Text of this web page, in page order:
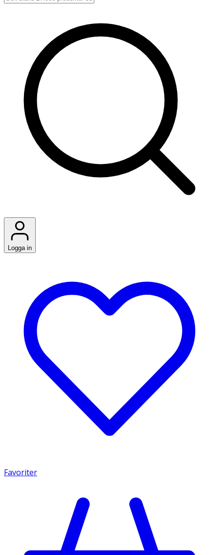
Logga in
Favoriter